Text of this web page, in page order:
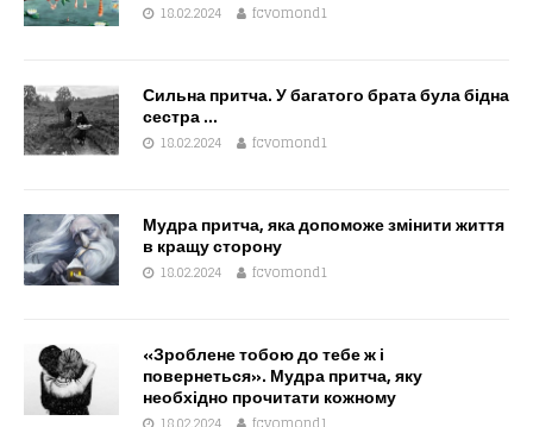
18.02.2024 fcvomond1
Сильна притча. У багатого брата була бідна
сестра …
18.02.2024 fcvomond1
Мудра притча, яка допоможе змінити життя
в кращу сторону
18.02.2024 fcvomond1
«Зроблене тобою до тебе ж і
повернеться». Мудра притча, яку
необхідно прочитати кожному